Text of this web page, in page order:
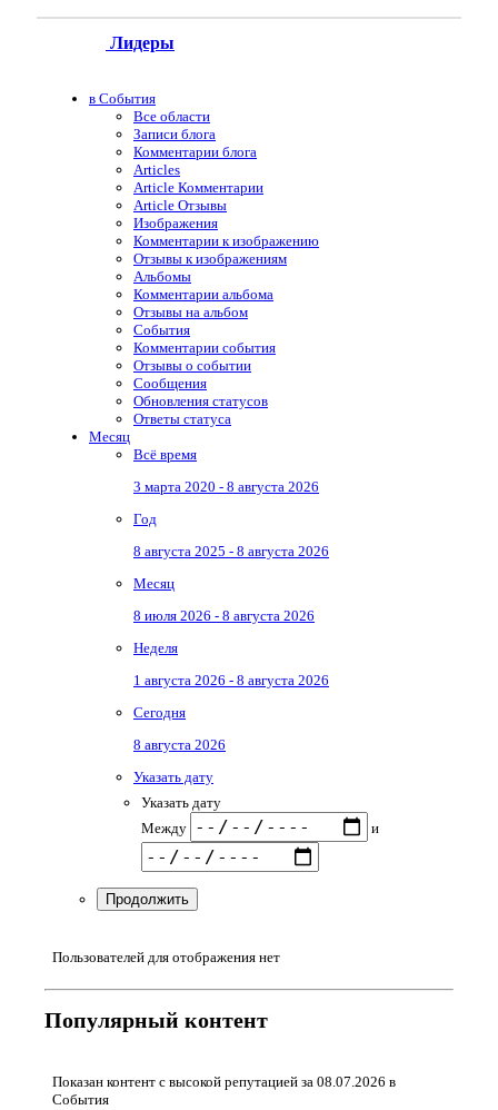
Лидеры
в События
Все области
Записи блога
Комментарии блога
Articles
Article Комментарии
Article Отзывы
Изображения
Комментарии к изображению
Отзывы к изображениям
Альбомы
Комментарии альбома
Отзывы на альбом
События
Комментарии события
Отзывы о событии
Сообщения
Обновления статусов
Ответы статуса
Месяц
Всё время
3 марта 2020 - 8 августа 2026
Год
8 августа 2025 - 8 августа 2026
Месяц
8 июля 2026 - 8 августа 2026
Неделя
1 августа 2026 - 8 августа 2026
Сегодня
8 августа 2026
Указать дату
Указать дату
Между
и
Продолжить
Пользователей для отображения нет
Популярный контент
Показан контент с высокой репутацией за 08.07.2026 в
События